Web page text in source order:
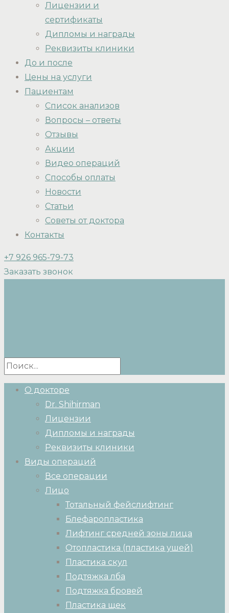
Лицензии и
сертификаты
Дипломы и награды
Реквизиты клиники
До и после
Цены на услуги
Пациентам
Список анализов
Вопросы – ответы
Отзывы
Акции
Видео операций
Способы оплаты
Новости
Статьи
Советы от доктора
Контакты
+7 926 965-79-73
Заказать звонок
О докторе
Dr. Shihirman
Лицензии
Дипломы и награды
Реквизиты клиники
Виды операций
Все операции
Лицо
Тотальный фейслифтинг
Блефаропластика
Лифтинг средней зоны лица
Отопластика (пластика ушей)
Пластика скул
Подтяжка лба
Подтяжка бровей
Пластика щек